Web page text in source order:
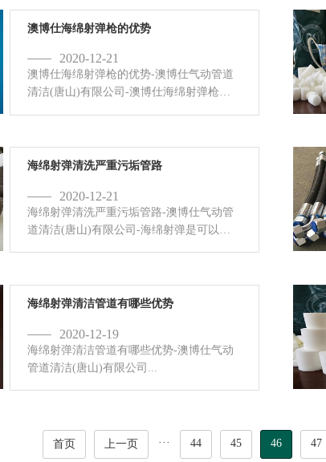
及时清洁，在后期的适...
澳博仕海绵射弹枪的优势
2020-12-21
澳博仕海绵射弹枪的优势-澳博仕气动管道
清洁(唐山)有限公司-澳博仕海绵射弹枪是
多优势。可高效清洁液压管...
海绵射弹清洗严重污垢管路
2020-12-21
海绵射弹清洗严重污垢管路-澳博仕气动管
道清洁(唐山)有限公司-海绵射弹是可以清
类型的海绵射弹，针对污垢...
海绵射弹清洁管道有哪些优势
2020-12-19
海绵射弹清洁管道有哪些优势-澳博仕气动
管道清洁(唐山)有限公司...
首页
上一页 ··· 44 45 46 47